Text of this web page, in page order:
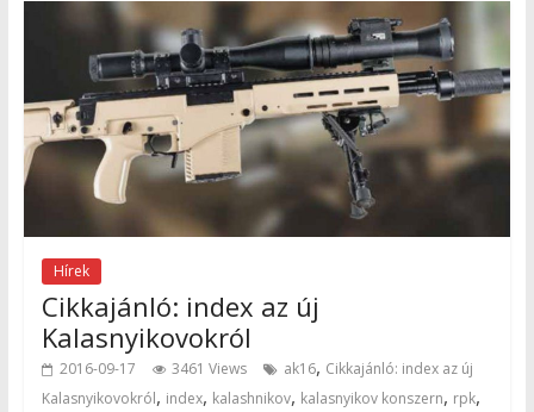
Hírek
Cikkajánló: index az új
Kalasnyikovokról
2016-09-17 3461 Views ak16, Cikkajánló: index az új
Kalasnyikovokról, index, kalashnikov, kalasnyikov konszern, rpk,